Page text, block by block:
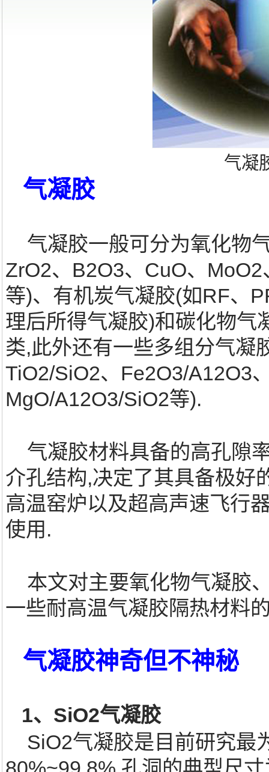
气凝
气凝胶
气凝胶一般可分为氧化物
ZrO2、B2O3、CuO、
等)、有机炭气凝胶(如RF、
理后所得气凝胶)和碳化物气
类,此外还有一些多组分气凝
TiO2/SiO2、Fe2O3/A12O3
MgO/A12O3/SiO2等).
气凝胶材料具备的高孔隙
介孔结构,决定了其具备极好
高温窑炉以及超高声速飞行
使用.
本文对主要氧化物气凝胶
一些耐高温气凝胶隔热材料
气凝胶神奇但不神秘
1、SiO2气凝胶
SiO2气凝胶是目前研究最